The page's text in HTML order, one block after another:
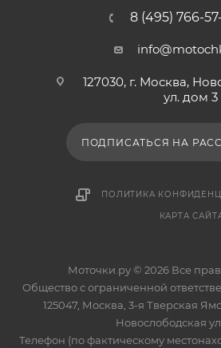
8 (495) 766-
127030, г. Москва,
ул. дом 3
ПОДПИСАТЬСЯ НА
ПОЛИТИКА
КАРТА
Моточки.ру © 2026 Все
Общество с ограниченной
125047, Москва, 3-я Тверская
Новослободская
Телефон (по фактическому